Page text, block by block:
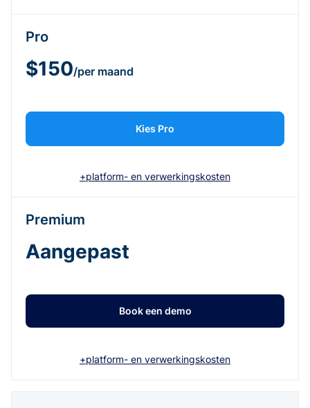
Pro
$150/per maand
Kies Pro
+platform- en verwerkingskosten
Premium
Aangepast
Book een demo
+platform- en verwerkingskosten